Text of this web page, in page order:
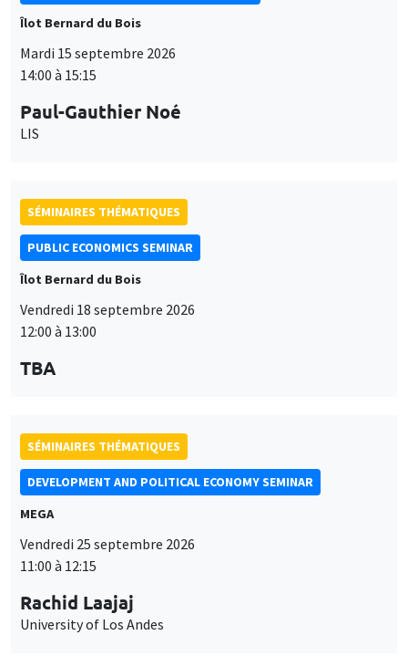
Îlot Bernard du Bois
Mardi 15 septembre 2026
14:00 à 15:15
Paul-Gauthier Noé
LIS
SÉMINAIRES THÉMATIQUES
PUBLIC ECONOMICS SEMINAR
Îlot Bernard du Bois
Vendredi 18 septembre 2026
12:00 à 13:00
TBA
SÉMINAIRES THÉMATIQUES
DEVELOPMENT AND POLITICAL ECONOMY SEMINAR
MEGA
Vendredi 25 septembre 2026
11:00 à 12:15
Rachid Laajaj
University of Los Andes